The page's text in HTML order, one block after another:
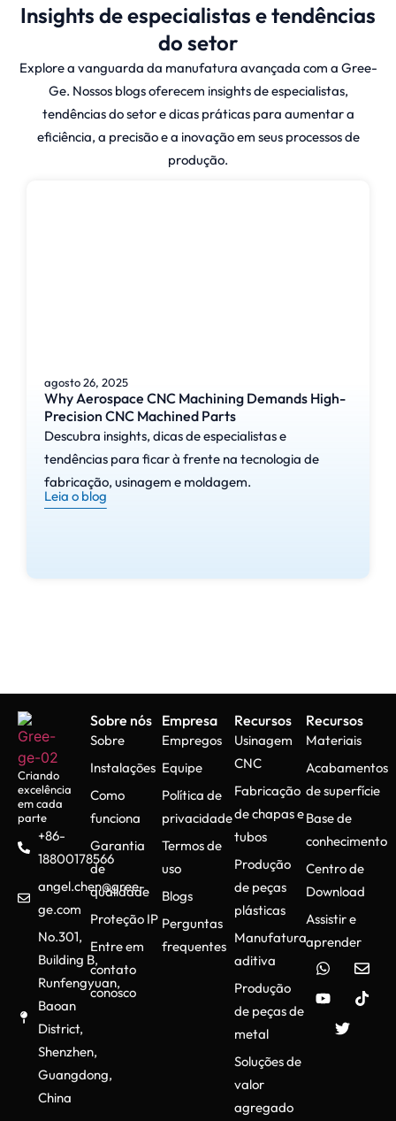
Insights de especialistas e tendências
do setor
Explore a vanguarda da manufatura avançada com a Gree-
Ge. Nossos blogs oferecem insights de especialistas,
tendências do setor e dicas práticas para aumentar a
eficiência, a precisão e a inovação em seus processos de
produção.
agosto 26, 2025
Why Aerospace CNC Machining Demands High-
Precision CNC Machined Parts
Descubra insights, dicas de especialistas e
tendências para ficar à frente na tecnologia de
fabricação, usinagem e moldagem.
Leia o blog
Criando
excelência
em cada
parte
+86-
18800178566
angel.chen@gree-
ge.com
No.301,
Building B,
Runfengyuan,
Baoan
District,
Shenzhen,
Guangdong,
China
Sobre nós
Sobre
Instalações
Como
funciona
Garantia
de
qualidade
Proteção IP
Entre em
contato
conosco
Empresa
Empregos
Equipe
Política de
privacidade
Termos de
uso
Blogs
Perguntas
frequentes
Recursos
Usinagem
CNC
Fabricação
de chapas e
tubos
Produção
de peças
plásticas
Manufatura
aditiva
Produção
de peças de
metal
Soluções de
valor
agregado
Recursos
Materiais
Acabamentos
de superfície
Base de
conhecimento
Centro de
Download
Assistir e
aprender